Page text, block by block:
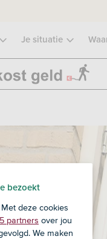
Je situatie
bezoekt
deze cookies
partners over jou
We maken